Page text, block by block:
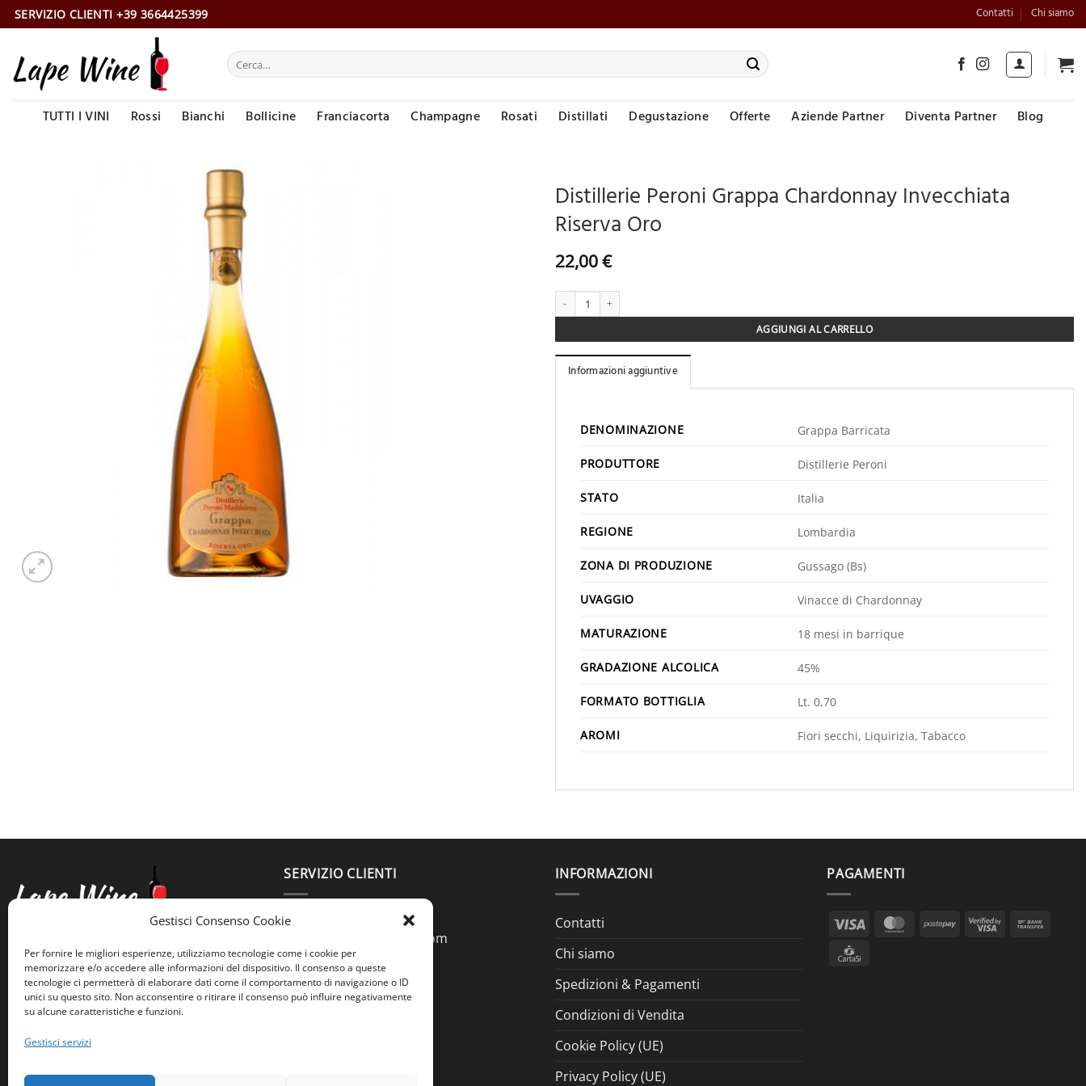
Gestisci Consenso Cookie
Per fornire le migliori esperienze, utilizziamo tecnologie come i cookie per
memorizzare e/o accedere alle informazioni del dispositivo. Il consenso a queste
tecnologie ci permetterà di elaborare dati come il comportamento di navigazione o ID
unici su questo sito. Non acconsentire o ritirare il consenso può influire negativamente
su alcune caratteristiche e funzioni.
Gestisci servizi
Salta
ai
SERVIZIO CLIENTI +39 3664425399 Contatti Chi siamo
Cerca:
TUTTI I VINI Rossi Bianchi Bollicine Franciacorta Champagne Rosati Distillati Degustazione Offerte Aziende Partner Diventa Partner Blog
Distillerie Peroni Grappa Chardonnay Invecchiata
Riserva Oro
22,00€
Distillerie Peroni Grappa Chardonnay Invecchiata Riserva Oro quantità
AGGIUNGI AL CARRELLO
Informazioni aggiuntive
DENOMINAZIONE Grappa Barricata
PRODUTTORE Distillerie Peroni
STATO Italia
REGIONE Lombardia
ZONA DI PRODUZIONE Gussago (Bs)
UVAGGIO Vinacce di Chardonnay
MATURAZIONE 18 mesi in barrique
GRADAZIONE ALCOLICA 45%
FORMATO BOTTIGLIA Lt. 0,70
AROMI Fiori secchi, Liquirizia, Tabacco
Lape Wine
Largo Trionfale 7
Roma, 00195
SERVIZIO CLIENTI
3664425399
lapertosa.wine@gmail.com
INFORMAZIONI
Contatti
Chi siamo
Spedizioni & Pagamenti
Condizioni di Vendita
Cookie Policy (UE)
Privacy Policy (UE)
PAGAMENTI
Visa MasterCard
PostepayVisa